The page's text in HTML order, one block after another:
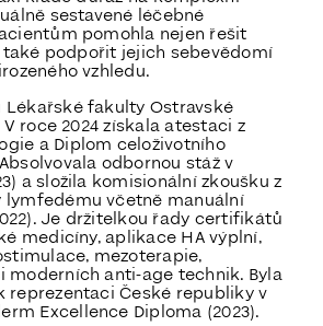
sestavené léčebné
pomohla nejen řešit
podpořit jejich sebevědomí
vzhledu.
Lékařské fakulty Ostravské
V roce 2024 získala atestaci z
a Diplom celoživotního
odbornou stáž v
a složila komisionální zkoušku z
včetně manuální
Je držitelkou řady certifikátů
medicíny, aplikace HA výplní,
mezoterapie,
moderních anti-age technik. Byla
reprezentaci České republiky v
Excellence Diploma (2023).